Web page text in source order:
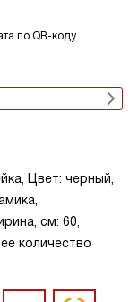
по QR-коду
Цвет: черный,
см: 60,
количество